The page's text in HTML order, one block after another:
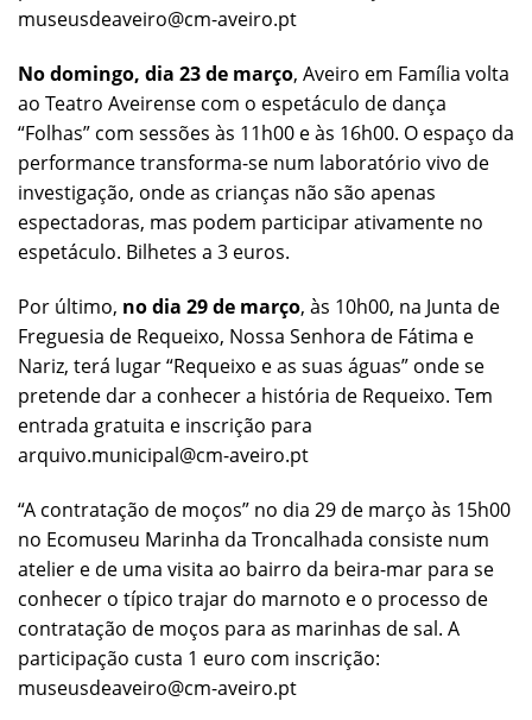
museusdeaveiro@cm-aveiro.pt
No domingo, dia 23 de março, Aveiro em Família volta
ao Teatro Aveirense com o espetáculo de dança
“Folhas” com sessões às 11h00 e às 16h00. O espaço da
performance transforma-se num laboratório vivo de
investigação, onde as crianças não são apenas
espectadoras, mas podem participar ativamente no
espetáculo. Bilhetes a 3 euros.
Por último, no dia 29 de março, às 10h00, na Junta de
Freguesia de Requeixo, Nossa Senhora de Fátima e
Nariz, terá lugar “Requeixo e as suas águas” onde se
pretende dar a conhecer a história de Requeixo. Tem
entrada gratuita e inscrição para
arquivo.municipal@cm-aveiro.pt
“A contratação de moços” no dia 29 de março às 15h00
no Ecomuseu Marinha da Troncalhada consiste num
atelier e de uma visita ao bairro da beira-mar para se
conhecer o típico trajar do marnoto e o processo de
contratação de moços para as marinhas de sal. A
participação custa 1 euro com inscrição:
museusdeaveiro@cm-aveiro.pt